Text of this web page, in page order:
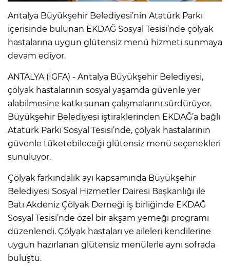
Antalya Büyükşehir Belediyesi’nin Atatürk Parkı
içerisinde bulunan EKDAĞ Sosyal Tesisi’nde çölyak
hastalarına uygun glütensiz menü hizmeti sunmaya
devam ediyor.
ANTALYA (İGFA) - Antalya Büyükşehir Belediyesi,
çölyak hastalarının sosyal yaşamda güvenle yer
alabilmesine katkı sunan çalışmalarını sürdürüyor.
Büyükşehir Belediyesi iştiraklerinden EKDAĞ’a bağlı
Atatürk Parkı Sosyal Tesisi’nde, çölyak hastalarının
güvenle tüketebileceği glütensiz menü seçenekleri
sunuluyor.
Çölyak farkındalık ayı kapsamında Büyükşehir
Belediyesi Sosyal Hizmetler Dairesi Başkanlığı ile
Batı Akdeniz Çölyak Derneği iş birliğinde EKDAĞ
Sosyal Tesisi’nde özel bir akşam yemeği programı
düzenlendi. Çölyak hastaları ve aileleri kendilerine
uygun hazırlanan glütensiz menülerle aynı sofrada
buluştu.